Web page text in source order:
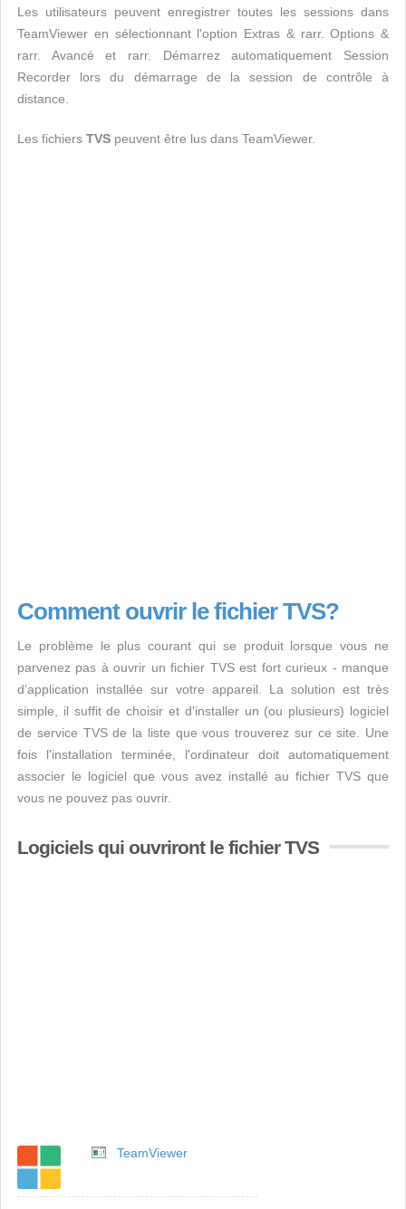
Les utilisateurs peuvent enregistrer toutes les sessions dans
TeamViewer en sélectionnant l'option Extras & rarr. Options &
rarr. Avancé et rarr. Démarrez automatiquement Session
Recorder lors du démarrage de la session de contrôle à
distance.
Les fichiers TVS peuvent être lus dans TeamViewer.
Comment ouvrir le fichier TVS?
Le problème le plus courant qui se produit lorsque vous ne
parvenez pas à ouvrir un fichier TVS est fort curieux - manque
d’application installée sur votre appareil. La solution est très
simple, il suffit de choisir et d'installer un (ou plusieurs) logiciel
de service TVS de la liste que vous trouverez sur ce site. Une
fois l'installation terminée, l'ordinateur doit automatiquement
associer le logiciel que vous avez installé au fichier TVS que
vous ne pouvez pas ouvrir.
Logiciels qui ouvriront le fichier TVS
TeamViewer